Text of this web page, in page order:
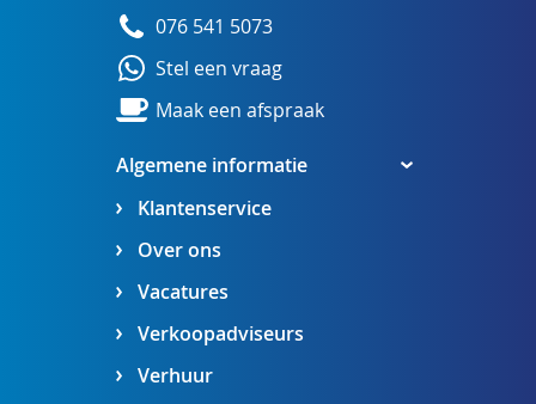
Algemene informatie
Klantenservice
Over ons
Vacatures
Verkoopadviseurs
Verhuur
076 541 5073
Stel een vraag
Maak een afspraak